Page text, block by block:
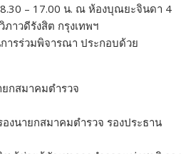
– 17.00 น. ณ ห้องบุณยะจินดา 4
าวดีรังสิต กรุงเทพฯ
ารร่วมพิจารณา ประกอบด้วย
ยกสมาคมตำรวจ
งนายกสมาคมตำรวจ รองประธาน